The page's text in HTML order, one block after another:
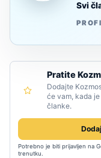
Svi
Pratite
Dodajte
će vam, kada
članke.
Potrebno je biti prijavljen na
trenutku.